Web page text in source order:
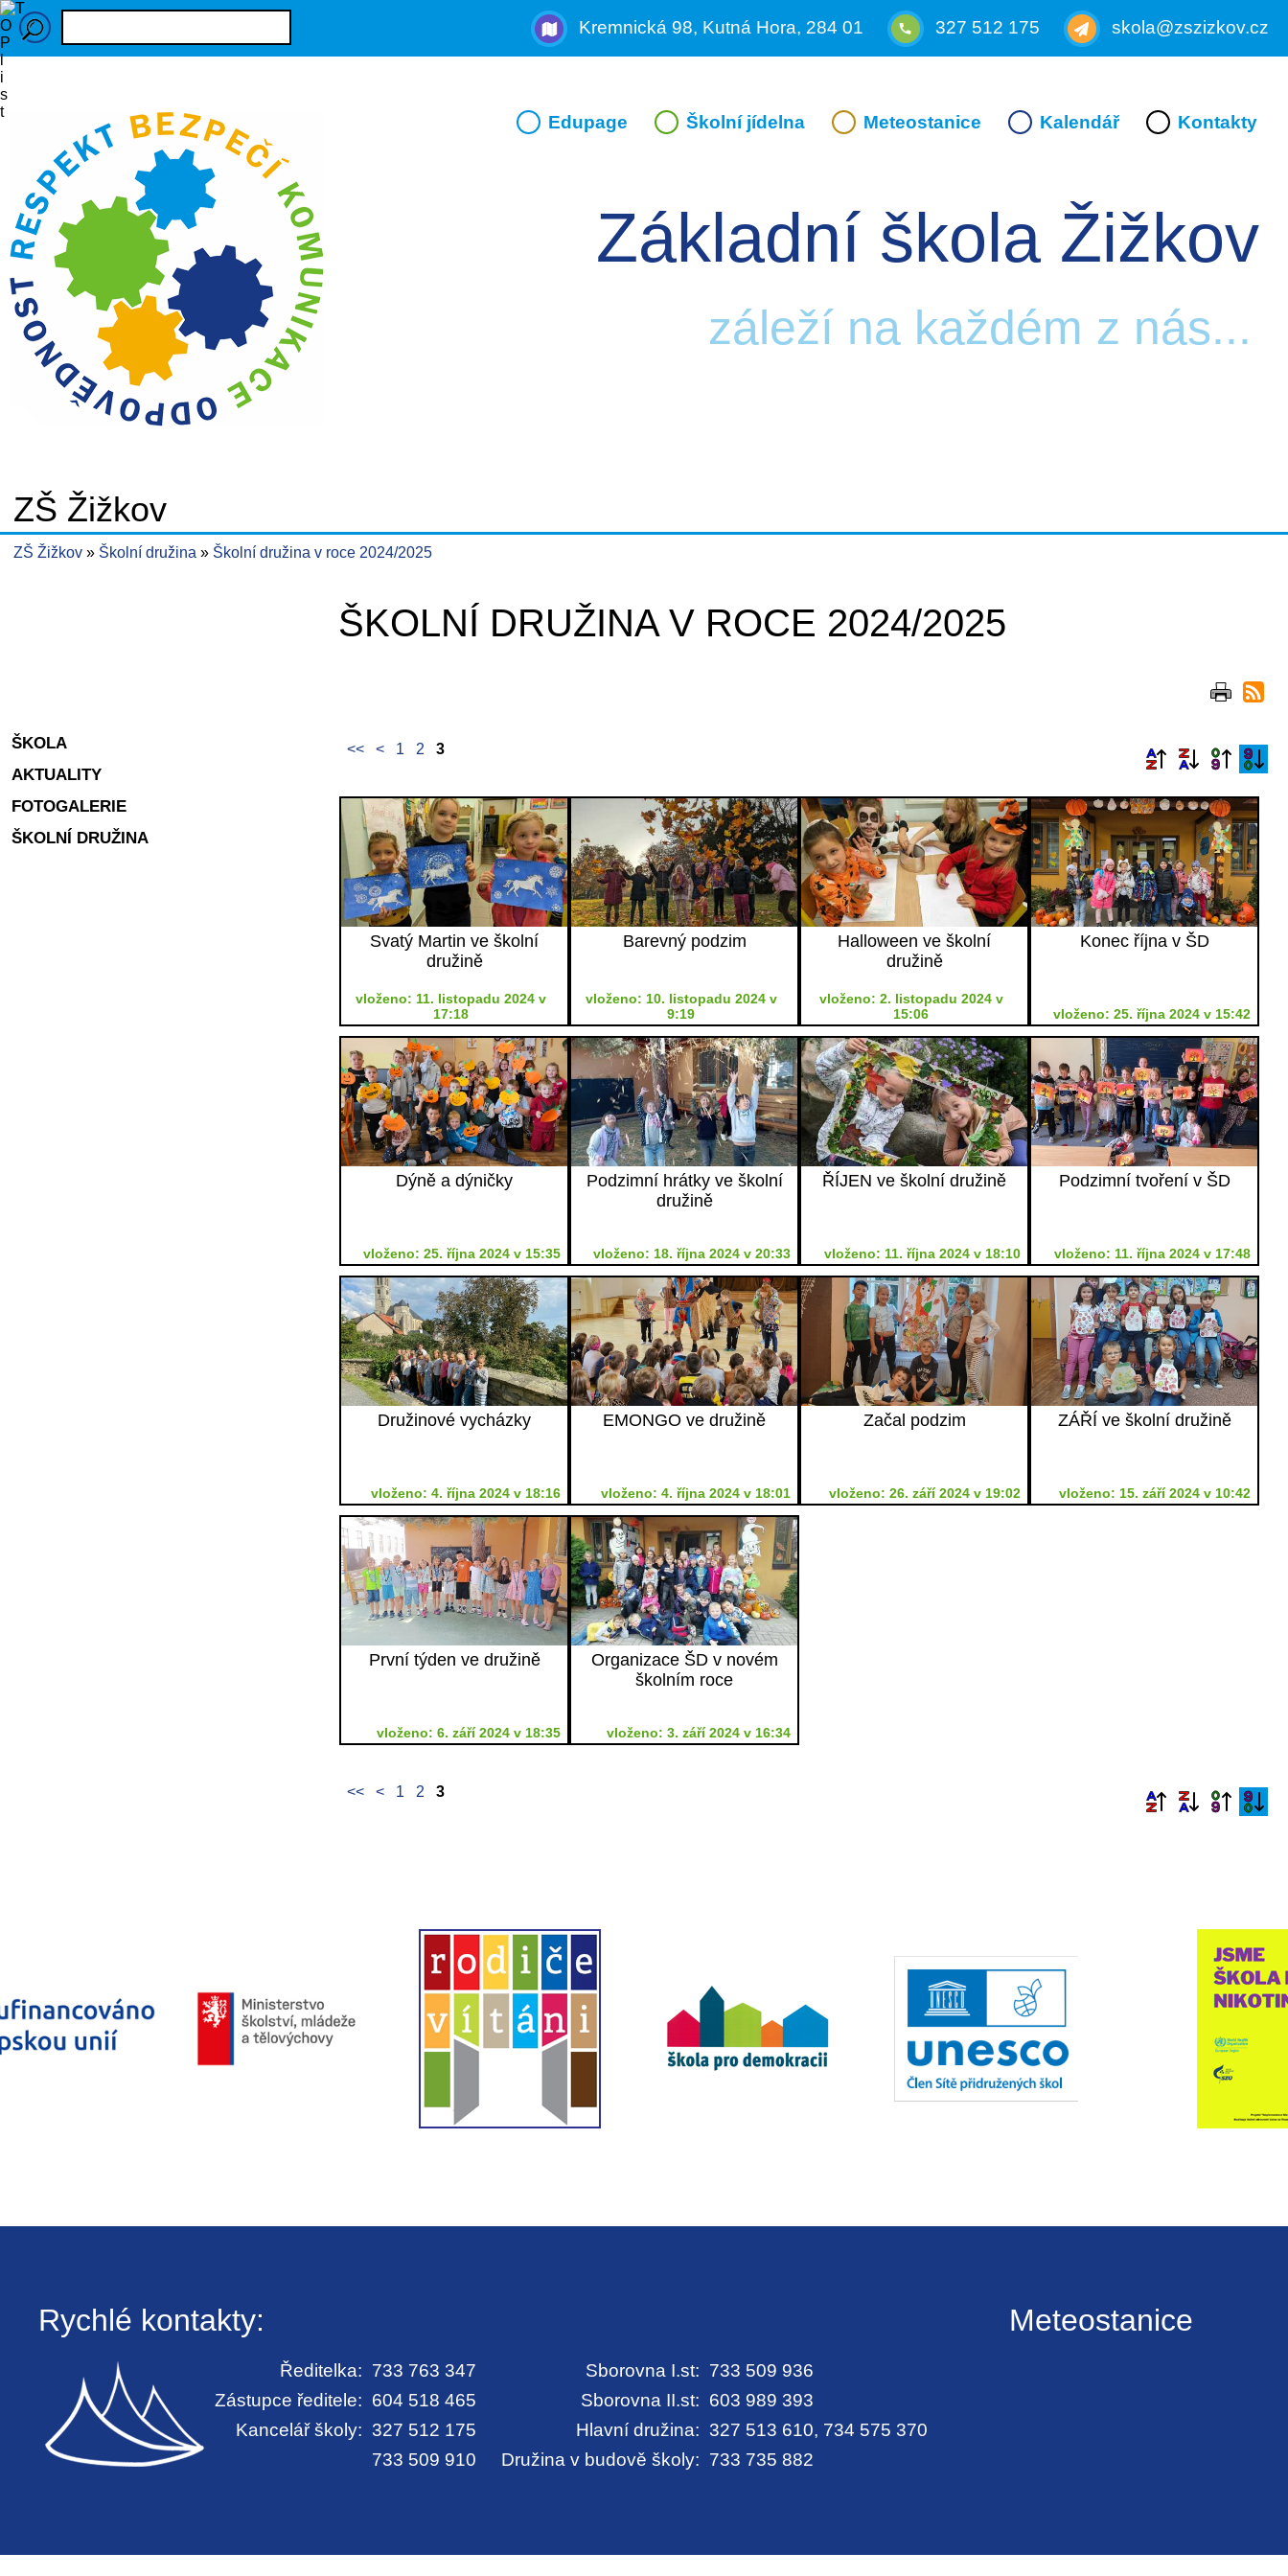
Kremnická 98, Kutná Hora, 284 01 327 512 175 skola@zszizkov.cz
Edupage Školní jídelna Meteostanice Kalendář Kontakty
Základní škola Žižkov
záleží na každém z nás...
ZŠ Žižkov
ZŠ Žižkov Školní družina Školní družina v roce 2024/2025
ŠKOLNÍ DRUŽINA V ROCE 2024/2025
<< < 1 2 3
Svatý Martin ve školní
družině
vloženo: 11. listopadu 2024 v
17:18
Barevný podzim
vloženo: 10. listopadu 2024 v
9:19
Halloween ve školní
družině
vloženo: 2. listopadu 2024 v
15:06
Konec října v ŠD
vloženo: 25. října 2024 v 15:42
Dýně a dýničky
vloženo: 25. října 2024 v 15:35
Podzimní hrátky ve školní
družině
vloženo: 18. října 2024 v 20:33
ŘÍJEN ve školní družině
vloženo: 11. října 2024 v 18:10
Podzimní tvoření v ŠD
vloženo: 11. října 2024 v 17:48
Družinové vycházky
vloženo: 4. října 2024 v 18:16
EMONGO ve družině
vloženo: 4. října 2024 v 18:01
Začal podzim
vloženo: 26. září 2024 v 19:02
ZÁŘÍ ve školní družině
vloženo: 15. září 2024 v 10:42
První týden ve družině
vloženo: 6. září 2024 v 18:35
Organizace ŠD v novém
školním roce
vloženo: 3. září 2024 v 16:34
<< < 1 2 3
ŠKOLA
AKTUALITY
FOTOGALERIE
ŠKOLNÍ DRUŽINA
Rychlé kontakty:
Ředitelka: 733 763 347 Sborovna I.st: 733 509 936
Zástupce ředitele: 604 518 465 Sborovna II.st: 603 989 393
Kancelář školy: 327 512 175 Hlavní družina: 327 513 610, 734 575 370
733 509 910
Družina v budově školy: 733 735 882
Meteostanice